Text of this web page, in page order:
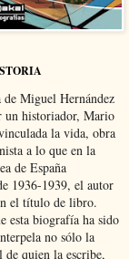
Miguel Hernández
un historiador, Mario
la vida, obra
a lo que en la
de España
1936-1939, el autor
el título de libro.
esta biografía ha sido
no sólo la
de quien la escribe,